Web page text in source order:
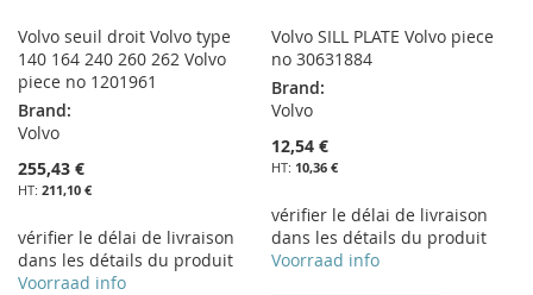
Volvo seuil droit Volvo type
140 164 240 260 262 Volvo
piece no 1201961
Brand:
Volvo
255,43 €
211,10 €
vérifier le délai de livraison
dans les détails du produit
Voorraad info
Volvo SILL PLATE Volvo piece
no 30631884
Brand:
Volvo
12,54 €
10,36 €
vérifier le délai de livraison
dans les détails du produit
Voorraad info